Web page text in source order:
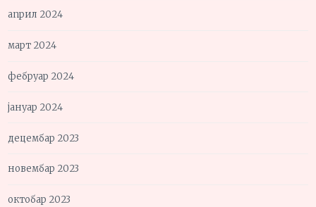
април 2024
март 2024
фебруар 2024
јануар 2024
децембар 2023
новембар 2023
октобар 2023